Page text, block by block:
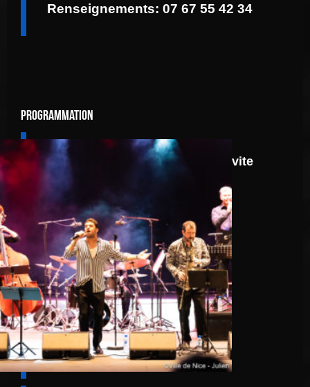
Renseignements: 07 67 55 42 34
Programmation
8 août
Walter Ricci